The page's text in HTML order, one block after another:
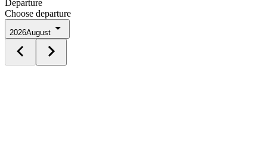
Departure
Choose departure
2026August